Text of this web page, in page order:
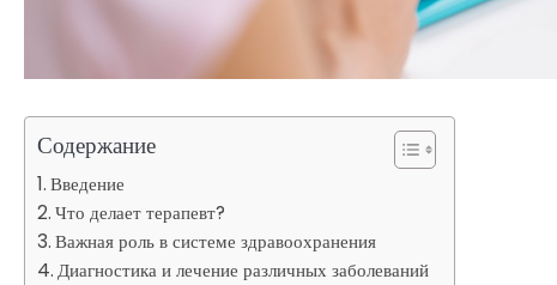
Содержание
Введение
Что делает терапевт?
Важная роль в системе здравоохранения
Диагностика и лечение различных заболеваний